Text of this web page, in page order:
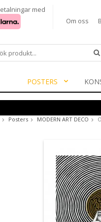
med
Om oss
POSTERS
Posters MODERN ART DECO